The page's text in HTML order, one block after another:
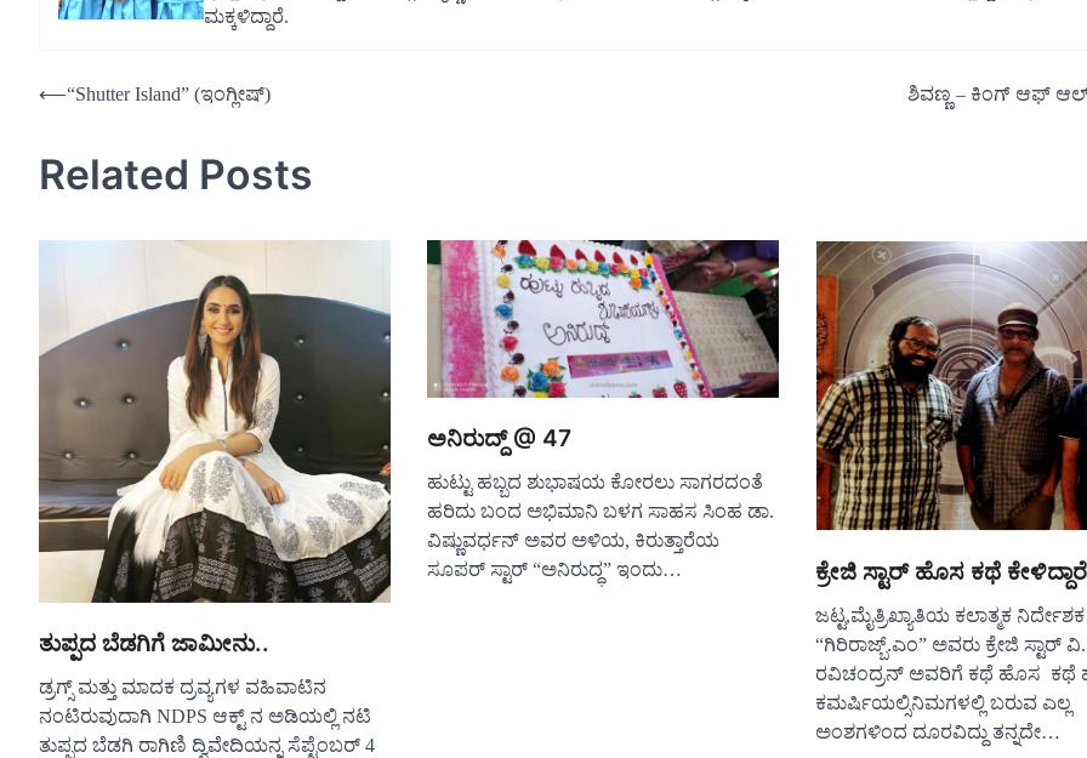
ಮಕ್ಕಳಿದ್ದಾರೆ.
Post
⟵“Shutter Island” (ಇಂಗ್ಲೀಷ್) ಶಿವಣ್ಣ – ಕಿಂಗ್ ಆಫ್
Related Posts
ತುಪ್ಪದ ಬೆಡಗಿಗೆ ಜಾಮೀನು..
ಡ್ರಗ್ಸ್ ಮತ್ತು ಮಾದಕ ದ್ರವ್ಯಗಳ ವಹಿವಾಟಿನ
ನಂಟಿರುವುದಾಗಿ NDPS ಆಕ್ಟ್ ನ ಅಡಿಯಲ್ಲಿ ನಟಿ
ತುಪ್ಪದ ಬೆಡಗಿ ರಾಗಿಣಿ ದ್ವಿವೇದಿಯನ್ನ ಸೆಪ್ಟೆಂಬರ್ 4
ಅನಿರುದ್ದ್ @ 47
ಹುಟ್ಟು ಹಬ್ಬದ ಶುಭಾಷಯ ಕೋರಲು ಸಾಗರದಂತೆ
ಹರಿದು ಬಂದ ಅಭಿಮಾನಿ ಬಳಗ ಸಾಹಸ ಸಿಂಹ ಡಾ.
ವಿಷ್ಣುವರ್ಧನ್ ಅವರ ಅಳಿಯ, ಕಿರುತ್ತಾರೆಯ
ಸೂಪರ್ ಸ್ಟಾರ್ “ಅನಿರುದ್ಧ” ಇಂದು…
ಕ್ರೇಜಿ ಸ್ಟಾರ್ ಹೊಸ ಕಥೆ
ಜಟ್ಟ,ಮೈತ್ರಿಖ್ಯಾತಿಯ ಕಲಾತ್ಮಕ ನಿರ್ದೇಶಕ
“ಗಿರಿರಾಜ್ಬ್.ಎಂ” ಅವರು ಕ್ರೇಜಿ ಸ್ಟಾರ್ ವಿ.
ರವಿಚಂದ್ರನ್ ಅವರಿಗೆ ಕಥೆ ಹೊಸ ಕಥೆ
ಕಮರ್ಷಿಯಲ್ಸಿನಿಮಗಳಲ್ಲಿ ಬರುವ ಎಲ್ಲ
ಅಂಶಗಳಿಂದ ದೂರವಿದ್ದು ತನ್ನದೇ…